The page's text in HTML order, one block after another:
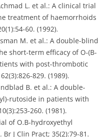
L. et al.: A clinical trial
treatment of haemorrhoids
60. (1992).
M. et al.: A double-blind
short-term efficacy of O-(B-
with post-thrombotic
829. (1989).
B. et al.: A double-
rutoside in patients with
260. (1981).
of O.B-hydroxyethyl
J Clin Pract; 35(2):79-81.